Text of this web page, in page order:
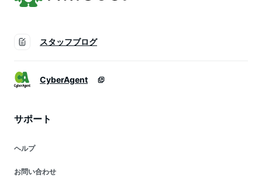
スタッフブログ
CyberAgent
サポート
ヘルプ
お問い合わせ